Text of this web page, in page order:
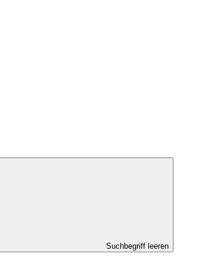
Suchbegriff leeren